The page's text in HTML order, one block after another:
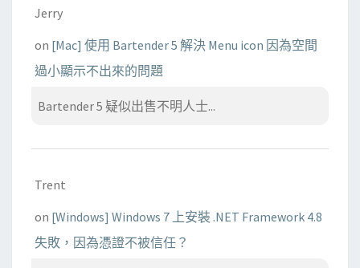
Jerry
on [Mac] 使用 Bartender 5 解決 Menu icon 因為空間
過小顯示不出來的問題
Bartender 5 疑似出售不明人士...
Trent
on [Windows] Windows 7 上安裝 .NET Framework 4.8
失敗，因為憑證不被信任？